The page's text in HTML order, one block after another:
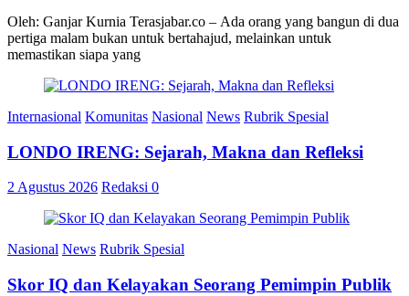
Oleh: Ganjar Kurnia Terasjabar.co – Ada orang yang bangun di dua
pertiga malam bukan untuk bertahajud, melainkan untuk
memastikan siapa yang
Internasional Komunitas Nasional News Rubrik Spesial
LONDO IRENG: Sejarah, Makna dan Refleksi
2 Agustus 2026 Redaksi 0
Nasional News Rubrik Spesial
Skor IQ dan Kelayakan Seorang Pemimpin Publik